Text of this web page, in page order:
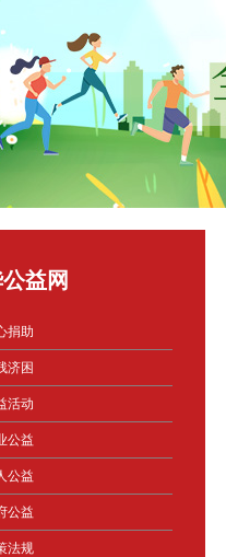
益网
捐助
济困
活动
公益
公益
公益
法规